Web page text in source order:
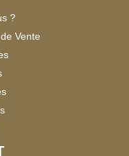
?
Vente